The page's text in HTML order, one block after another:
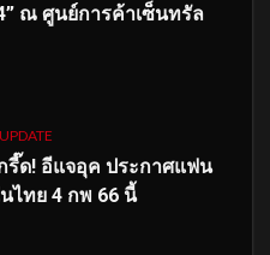
ณ ศูนย์การค้าเซ็นทรัล
UPDATE
รี๊ด! อีแจอุค ประกาศแฟน
ไทย 4 กพ 66 นี้